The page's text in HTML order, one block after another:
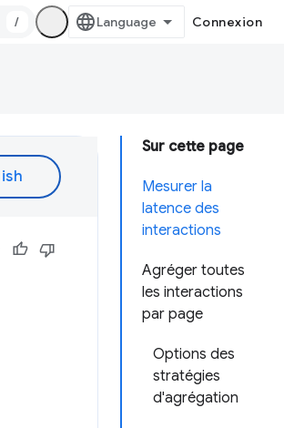
/ Connexion
Sur cette page
Mesurer la
latence des
interactions
Agréger toutes
les interactions
par page
Options des
stratégies
d'agrégation